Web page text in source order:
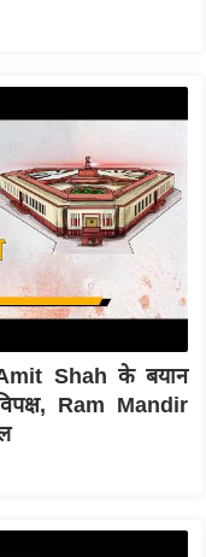
Shah के बयान
Ram Mandir